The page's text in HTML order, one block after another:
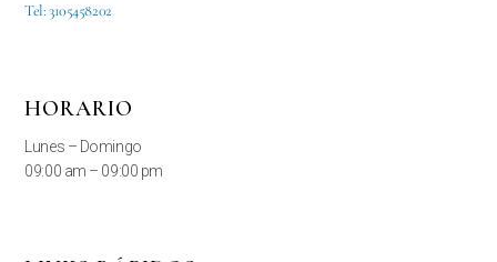
Tel: 3105458202
HORARIO
Lunes – Domingo
09:00 am – 09:00 pm